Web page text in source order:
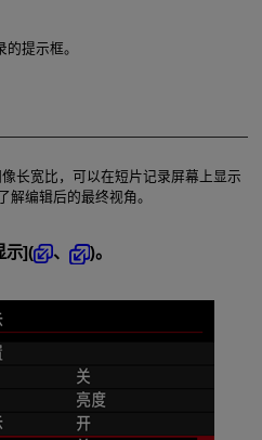
提示框。
长宽比，可以在短片记录屏幕上显示
解编辑后的最终视角。
示]( 、
)。